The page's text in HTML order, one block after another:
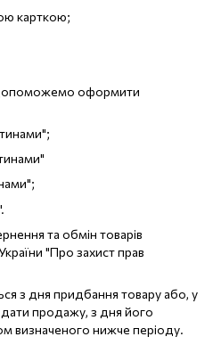
карткою;
оформити
та обмін товарів
"Про захист прав
з дня придбання товару або, у
дати продажу, з дня його
визначеного нижче періоду.